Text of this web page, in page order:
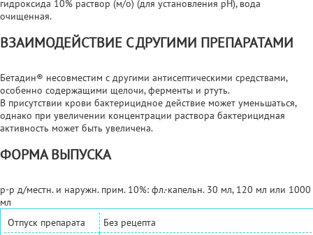
гидроксида 10% раствор (м/о) (для установления рН), вода
очищенная.
ВЗАИМОДЕЙСТВИЕ С ДРУГИМИ ПРЕПАРАТАМИ
Бетадин® несовместим с другими антисептическими средствами,
особенно содержащими щелочи, ферменты и ртуть.
В присутствии крови бактерицидное действие может уменьшаться,
однако при увеличении концентрации раствора бактерицидная
активность может быть увеличена.
ФОРМА ВЫПУСКА
р-р д/местн. и наружн. прим. 10%: фл.-капельн. 30 мл, 120 мл или 1000
мл
Отпуск препарата
Без рецепта